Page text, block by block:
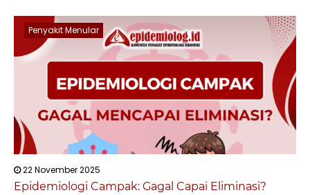
Penyakit Menular
22 November 2025
Epidemiologi Campak: Gagal Capai Eliminasi?